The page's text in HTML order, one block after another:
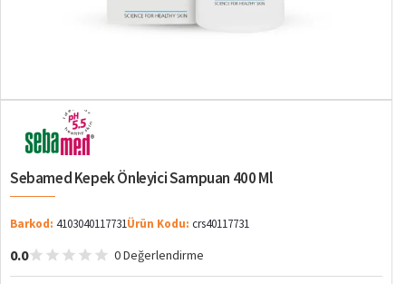
Sebamed Kepek Önleyici Sampuan 400 Ml
Barkod: 4103040117731Ürün Kodu: crs40117731
0.0 0 Değerlendirme